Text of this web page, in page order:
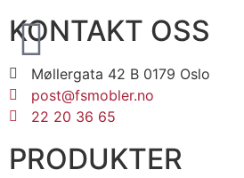
PRODUKTER
KONTAKT OSS
Møllergata 42 B 0179 Oslo
post@fsmobler.no
22 20 36 65